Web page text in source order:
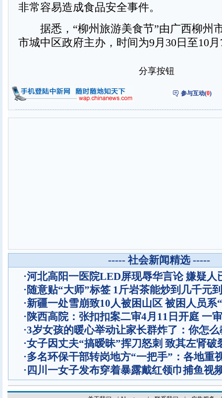
非常容易造成食品安全事件。
据悉，“柳州旅游美食节”由广西柳州
市城中区政府主办，时间为9月30日至10
分享按钮
参与互动(0)
----- 社会新闻精选 -----
·河北高阳一医院LED屏现辱华言论 嫌疑人
·随意贴“大师”标签 1斤岩茶能炒到几千元
·新疆一处雪崩致10人被困山区 被困人员系
·陕西高院：张扣扣案二审4月11日开庭 一
·3岁女孩的暖心举动让家长群炸了：你怎
·女子因丈夫“搞暧昧”挥刀怒刺 致其左肾破
·多名环保干部转岗地方“一把手”：各地重
· 四川一女子发布穿着暴露戴红领巾捕鱼视